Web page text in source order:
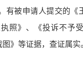
有被申请人提交的
照》、《投诉不
图》等证据，查证属实